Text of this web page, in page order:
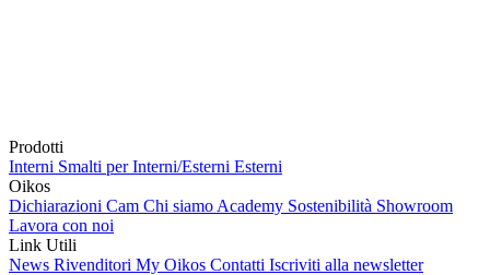
Prodotti
Interni Smalti per Interni/Esterni Esterni
Oikos
Dichiarazioni Cam Chi siamo Academy Sostenibilità Showroom
Lavora con noi
Link Utili
News Rivenditori My Oikos Contatti Iscriviti alla newsletter